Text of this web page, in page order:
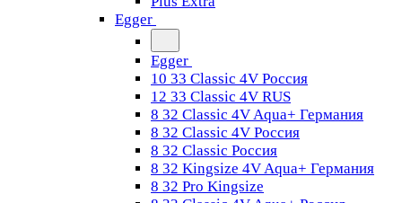
Egger
Egger
10 33 Classic 4V Россия
12 33 Classic 4V RUS
8 32 Classic 4V Aqua+ Германия
8 32 Classic 4V Россия
8 32 Classic Россия
8 32 Kingsize 4V Aqua+ Германия
8 32 Pro Kingsize